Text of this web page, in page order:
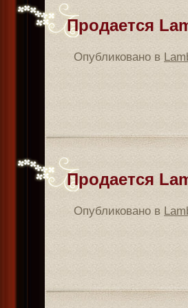
Продается
Опубликовано в
Продается
Опубликовано в